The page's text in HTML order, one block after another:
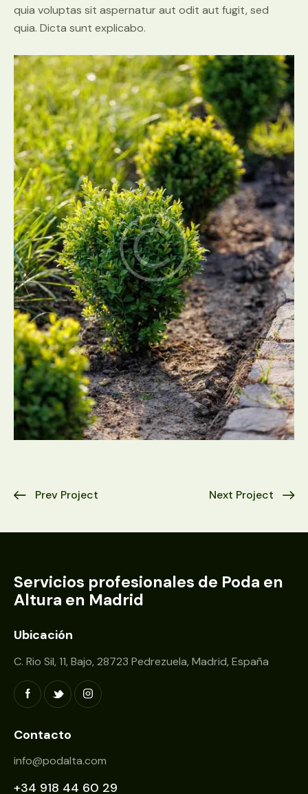
quia voluptas sit aspernatur aut odit aut fugit, sed
quia. Dicta sunt explicabo.
Prev Project Next Project
Servicios profesionales de Poda en
Altura en Madrid
Ubicación
C. Rio Sil, 11, Bajo, 28723 Pedrezuela, Madrid, España
Contacto
info@podalta.com
+34 918 44 60 29